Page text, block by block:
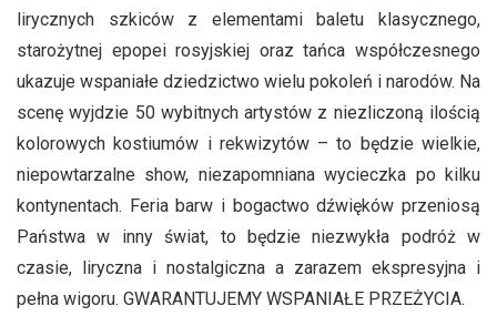
lirycznych szkiców z elementami baletu klasycznego,
starożytnej epopei rosyjskiej oraz tańca współczesnego
ukazuje wspaniałe dziedzictwo wielu pokoleń i narodów. Na
scenę wyjdzie 50 wybitnych artystów z niezliczoną ilością
kolorowych kostiumów i rekwizytów – to będzie wielkie,
niepowtarzalne show, niezapomniana wycieczka po kilku
kontynentach. Feria barw i bogactwo dźwięków przeniosą
Państwa w inny świat, to będzie niezwykła podróż w
czasie, liryczna i nostalgiczna a zarazem ekspresyjna i
pełna wigoru. GWARANTUJEMY WSPANIAŁE PRZEŻYCIA.